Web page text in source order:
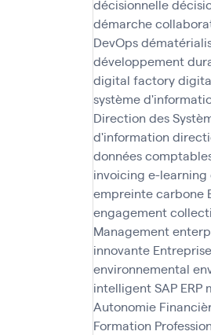
décisionnelle
démarche
DevOps
développement
digital factory
système
Direction des
d'information
données
invoicing e-learning
empreinte carbone
engagement
Management
innovante
environnemental
intelligent SAP ERP
Autonomie
Formation